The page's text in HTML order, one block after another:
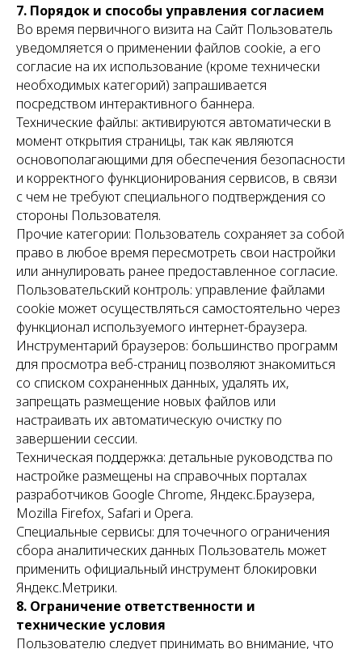
7. Порядок и способы управления согласием
Во время первичного визита на Сайт Пользователь
уведомляется о применении файлов cookie, а его
согласие на их использование (кроме технически
необходимых категорий) запрашивается
посредством интерактивного баннера.
Технические файлы: активируются автоматически в
момент открытия страницы, так как являются
основополагающими для обеспечения безопасности
и корректного функционирования сервисов, в связи
с чем не требуют специального подтверждения со
стороны Пользователя.
Прочие категории: Пользователь сохраняет за собой
право в любое время пересмотреть свои настройки
или аннулировать ранее предоставленное согласие.
Пользовательский контроль: управление файлами
cookie может осуществляться самостоятельно через
функционал используемого интернет-браузера.
Инструментарий браузеров: большинство программ
для просмотра веб-страниц позволяют знакомиться
со списком сохраненных данных, удалять их,
запрещать размещение новых файлов или
настраивать их автоматическую очистку по
завершении сессии.
Техническая поддержка: детальные руководства по
настройке размещены на справочных порталах
разработчиков Google Chrome, Яндекс.Браузера,
Mozilla Firefox, Safari и Opera.
Специальные сервисы: для точечного ограничения
сбора аналитических данных Пользователь может
применить официальный инструмент блокировки
Яндекс.Метрики.
8. Ограничение ответственности и
технические условия
Пользователю следует принимать во внимание, что